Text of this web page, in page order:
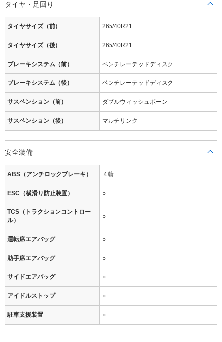
タイヤ・足回り
タイヤサイズ（前） 265/40R21
タイヤサイズ（後） 265/40R21
ブレーキシステム（前） ベンチレーテッドディスク
ブレーキシステム（後） ベンチレーテッドディスク
サスペンション（前） ダブルウィッシュボーン
サスペンション（後） マルチリンク
安全装備
ABS（アンチロックブレーキ） ４輪
ESC（横滑り防止装置） ○
TCS（トラクションコントロー
ル）
○
運転席エアバッグ ○
助手席エアバッグ ○
サイドエアバッグ ○
アイドルストップ ○
駐車支援装置 ○